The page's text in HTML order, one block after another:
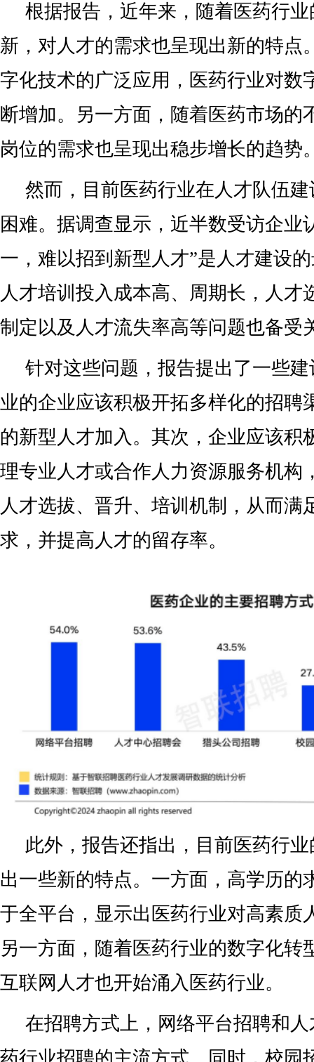
根据报告，近年来，随着医药行
新，对人才的需求也呈现出新的特点
字化技术的广泛应用，医药行业对数
断增加。另一方面，随着医药市场的
岗位的需求也呈现出稳步增长的趋势
然而，目前医药行业在人才队伍
困难。据调查显示，近半数受访企业
一，难以招到新型人才”是人才建设
人才培训投入成本高、周期长，人才
制定以及人才流失率高等问题也备受
针对这些问题，报告提出了一些
业的企业应该积极开拓多样化的招聘
的新型人才加入。其次，企业应该积
理专业人才或合作人力资源服务机构
人才选拔、晋升、培训机制，从而满
求，并提高人才的留存率。
此外，报告还指出，目前医药行
出一些新的特点。一方面，高学历的
于全平台，显示出医药行业对高素质
另一方面，随着医药行业的数字化转
互联网人才也开始涌入医药行业。
在招聘方式上，网络平台招聘和
药行业招聘的主流方式。同时，校园